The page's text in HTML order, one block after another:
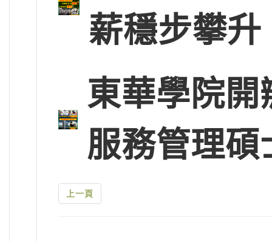
薪穩步攀
東華學院
服務管理
上一頁